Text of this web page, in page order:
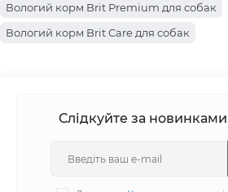
Вологий корм Brit Premium для собак
Вологий корм Brit Care для собак
Слідкуйте за новинками